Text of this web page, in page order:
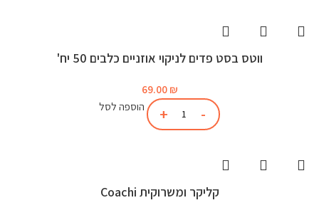
ווטס בסט פדים לניקוי אוזניים כלבים 50 יח'
69.00 ₪
הוספה לסל
קליקר ומשרוקית Coachi